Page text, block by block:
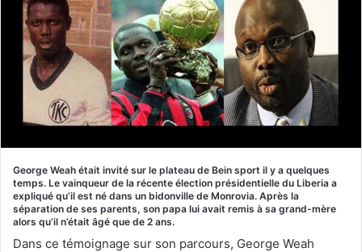
George Weah était invité sur le plateau de Bein sport il y a quelques
temps. Le vainqueur de la récente élection présidentielle du Liberia a
expliqué qu’il est né dans un bidonville de Monrovia. Après la
séparation de ses parents, son papa lui avait remis à sa grand-mère
alors qu’il n’était âgé que de 2 ans.
Dans ce témoignage sur son parcours, George Weah